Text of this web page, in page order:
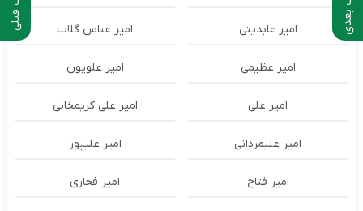
امیر عابدینی امیر عباس گلاب
امیر عظیمی امیر علویون
امیر علی امیر علی کریمخانی
امیر علیمردانی امیر علیپور
امیر فتاح امیر فخاری